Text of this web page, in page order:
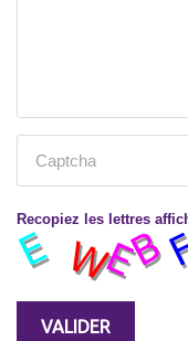
Recopiez les lettres